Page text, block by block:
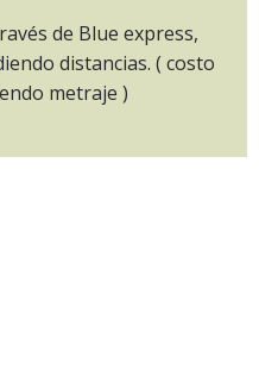
de Blue express,
distancias. ( costo
metraje )